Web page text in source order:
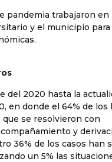
pandemia trabajaron en
y el municipio
del 2020 hasta la
en donde el 64% de los
se resolvieron con
y
36% de los casos han
un 5% las